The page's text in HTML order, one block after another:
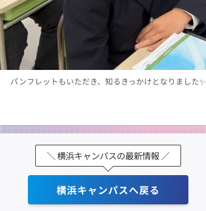
パンフレットもいただき、知るきっかけとなりました✨
＼ 横浜キャンパスの最新情報 ／
横浜キャンパスへ戻る